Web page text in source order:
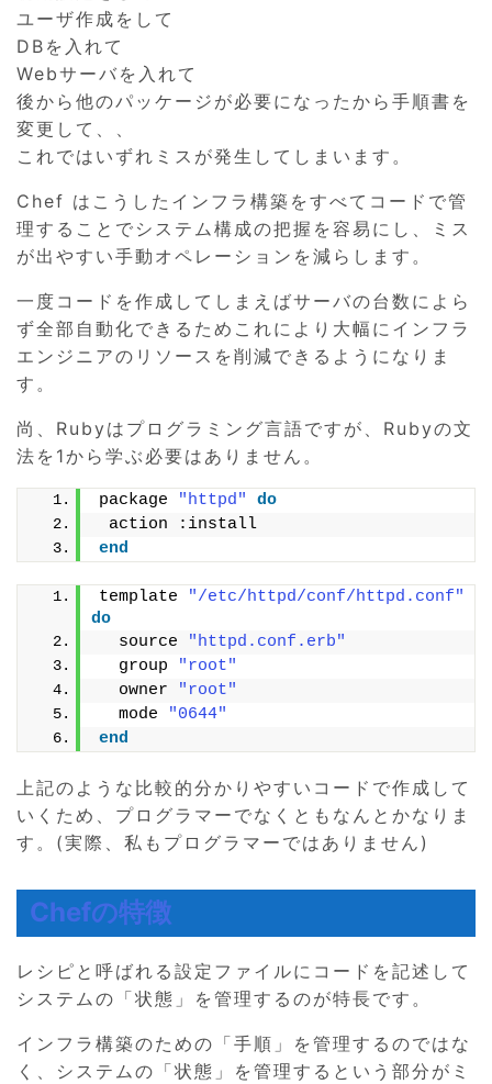
ユーザ作成をして
DBを入れて
Webサーバを入れて
後から他のパッケージが必要になったから手順書を
変更して、、
これではいずれミスが発生してしまいます。
Chef はこうしたインフラ構築をすべてコードで管
理することでシステム構成の把握を容易にし、ミス
が出やすい手動オペレーションを減らします。
一度コードを作成してしまえばサーバの台数によら
ず全部自動化できるためこれにより大幅にインフラ
エンジニアのリソースを削減できるようになりま
す。
尚、Rubyはプログラミング言語ですが、Rubyの文
法を1から学ぶ必要はありません。
package "httpd"
do
action :install
end
template
"/etc/httpd/conf/httpd.conf"
do
  source
"httpd.conf.erb"
  group
"root"
  owner
"root"
  mode
"0644"
end
上記のような比較的分かりやすいコードで作成して
いくため、プログラマーでなくともなんとかなりま
す。(実際、私もプログラマーではありません)
Chefの特徴
レシピと呼ばれる設定ファイルにコードを記述して
システムの「状態」を管理するのが特長です。
インフラ構築のための「手順」を管理するのではな
く、システムの「状態」を管理するという部分がミ